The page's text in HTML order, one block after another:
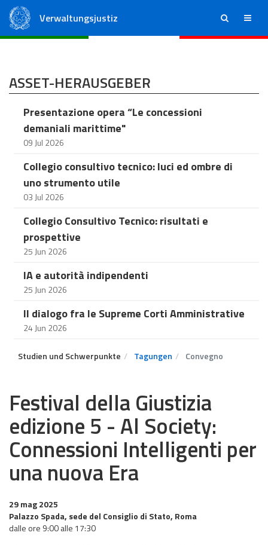
Verwaltungsjustiz ricerca menu
ASSET-HERAUSGEBER
Presentazione opera “Le concessioni
demaniali marittime"
09 Jul 2026
Collegio consultivo tecnico: luci ed ombre di
uno strumento utile
03 Jul 2026
Collegio Consultivo Tecnico: risultati e
prospettive
25 Jun 2026
IA e autorità indipendenti
25 Jun 2026
Il dialogo fra le Supreme Corti Amministrative
24 Jun 2026
Studien und Schwerpunkte Tagungen Convegno
Festival della Giustizia
edizione 5 - Al Society:
Connessioni Intelligenti per
una nuova Era
29 mag 2025
Palazzo Spada, sede del Consiglio di Stato, Roma
dalle ore 9:00 alle 17:30